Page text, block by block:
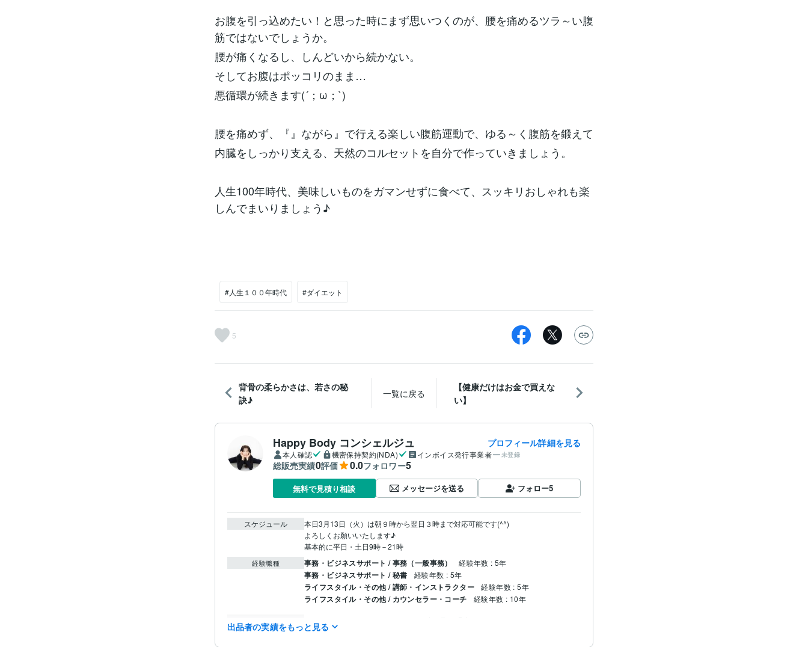
お腹を引っ込めたい！と思った時にまず思いつくのが、腰を痛めるツラ～い腹
筋ではないでしょうか。
腰が痛くなるし、しんどいから続かない。
そしてお腹はポッコリのまま…
悪循環が続きます(´；ω；`)
腰を痛めず、『』ながら』で行える楽しい腹筋運動で、ゆる～く腹筋を鍛えて
内臓をしっかり支える、天然のコルセットを自分で作っていきましょう。
人生100年時代、美味しいものをガマンせずに食べて、スッキリおしゃれも楽
しんでまいりましょう♪
#人生１００年時代 #ダイエット
5
背骨の柔らかさは、若さの秘
訣♪
一覧に戻る
【健康だけはお金で買えな
い】
Happy Body コンシェルジュ プロフィール詳細を見る
本人確認 機密保持契約(NDA) インボイス発行事業者 未登録
総販売実績0評価 0.0フォロワー5
無料で見積り相談 メッセージを送る フォロー5
スケジュール
本日3月13日（火）は朝９時から翌日３時まで対応可能です(^^)
よろしくお願いいたします♪
基本的に平日・土日9時－21時
経験職種 事務・ビジネスサポート / 事務（一般事務） 経験年数 : 5年
事務・ビジネスサポート / 秘書 経験年数 : 5年
ライフスタイル・その他 / 講師・インストラクター 経験年数 : 5年
ライフスタイル・その他 / カウンセラー・コーチ 経験年数 : 10年
職歴 Happy Body コンシェルジュ
出品者の実績をもっと見る